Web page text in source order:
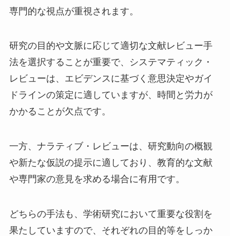
専門的な視点が重視されます。
研究の目的や文脈に応じて適切な文献レビュー手
法を選択することが重要で、システマティック・
レビューは、エビデンスに基づく意思決定やガイ
ドラインの策定に適していますが、時間と労力が
かかることが欠点です。
一方、ナラティブ・レビューは、研究動向の概観
や新たな仮説の提示に適しており、教育的な文献
や専門家の意見を求める場合に有用です。
どちらの手法も、学術研究において重要な役割を
果たしていますので、それぞれの目的等をしっか